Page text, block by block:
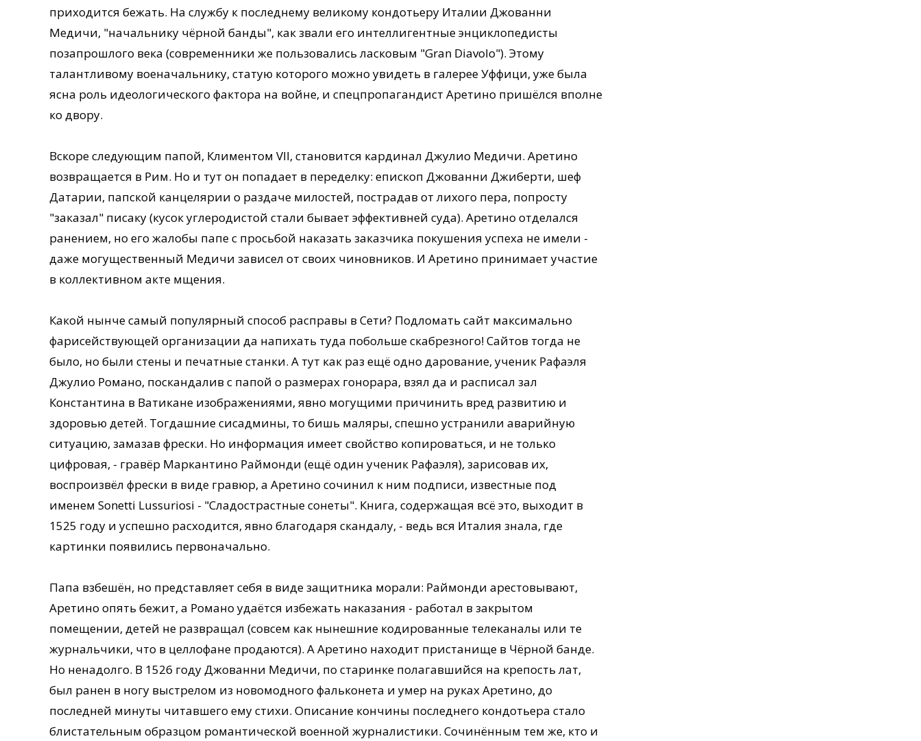
приходится бежать. На службу к последнему великому кондотьеру Италии Джованни
Медичи, "начальнику чёрной банды", как звали его интеллигентные энциклопедисты
позапрошлого века (современники же пользовались ласковым "Gran Diavolo"). Этому
талантливому военачальнику, статую которого можно увидеть в галерее Уффици, уже была
ясна роль идеологического фактора на войне, и спецпропагандист Аретино пришёлся вполне
ко двору.
Вскоре следующим папой, Климентом VII, становится кардинал Джулио Медичи. Аретино
возвращается в Рим. Но и тут он попадает в переделку: епископ Джованни Джиберти, шеф
Датарии, папской канцелярии о раздаче милостей, пострадав от лихого пера, попросту
"заказал" писаку (кусок углеродистой стали бывает эффективней суда). Аретино отделался
ранением, но его жалобы папе с просьбой наказать заказчика покушения успеха не имели -
даже могущественный Медичи зависел от своих чиновников. И Аретино принимает участие
в коллективном акте мщения.
Какой нынче самый популярный способ расправы в Сети? Подломать сайт максимально
фарисействующей организации да напихать туда побольше скабрезного! Сайтов тогда не
было, но были стены и печатные станки. А тут как раз ещё одно дарование, ученик Рафаэля
Джулио Романо, поскандалив с папой о размерах гонорара, взял да и расписал зал
Константина в Ватикане изображениями, явно могущими причинить вред развитию и
здоровью детей. Тогдашние сисадмины, то бишь маляры, спешно устранили аварийную
ситуацию, замазав фрески. Но информация имеет свойство копироваться, и не только
цифровая, - гравёр Маркантино Раймонди (ещё один ученик Рафаэля), зарисовав их,
воспроизвёл фрески в виде гравюр, а Аретино сочинил к ним подписи, известные под
именем Sonetti Lussuriosi - "Сладострастные сонеты". Книга, содержащая всё это, выходит в
1525 году и успешно расходится, явно благодаря скандалу, - ведь вся Италия знала, где
картинки появились первоначально.
Папа взбешён, но представляет себя в виде защитника морали: Раймонди арестовывают,
Аретино опять бежит, а Романо удаётся избежать наказания - работал в закрытом
помещении, детей не развращал (совсем как нынешние кодированные телеканалы или те
журнальчики, что в целлофане продаются). А Аретино находит пристанище в Чёрной банде.
Но ненадолго. В 1526 году Джованни Медичи, по старинке полагавшийся на крепость лат,
был ранен в ногу выстрелом из новомодного фальконета и умер на руках Аретино, до
последней минуты читавшего ему стихи. Описание кончины последнего кондотьера стало
блистательным образцом романтической военной журналистики. Сочинённым тем же, кто и